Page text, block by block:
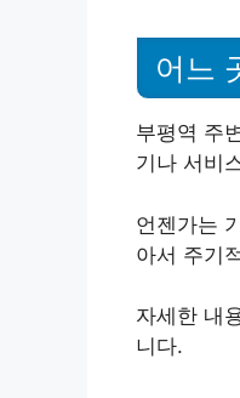
어느
부평역 주
기나 서비
언젠가는
아서 주기
자세한 내
니다.